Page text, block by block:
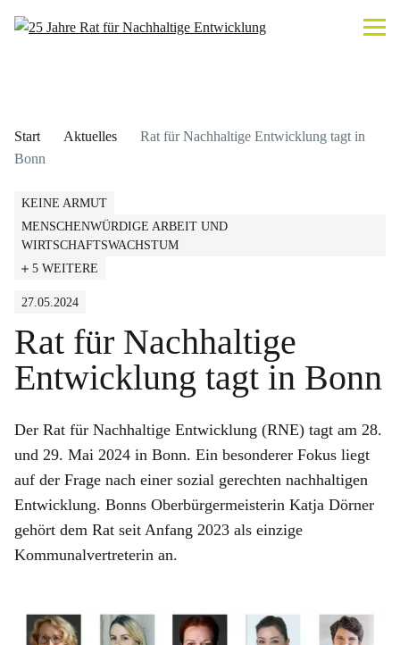
Start Aktuelles
Rat für Nachhaltige Entwicklung tagt in
Bonn
KEINE ARMUT
MENSCHENWÜRDIGE ARBEIT UND
WIRTSCHAFTSWACHSTUM
5 WEITERE
27.05.2024
Rat für Nachhaltige
Entwicklung tagt in Bonn
Der Rat für Nachhaltige Entwicklung (RNE) tagt am 28.
und 29. Mai 2024 in Bonn. Ein besonderer Fokus liegt
auf der Frage nach einer sozial gerechten nachhaltigen
Entwicklung. Bonns Oberbürgermeisterin Katja Dörner
gehört dem Rat seit Anfang 2023 als einzige
Kommunalvertreterin an.